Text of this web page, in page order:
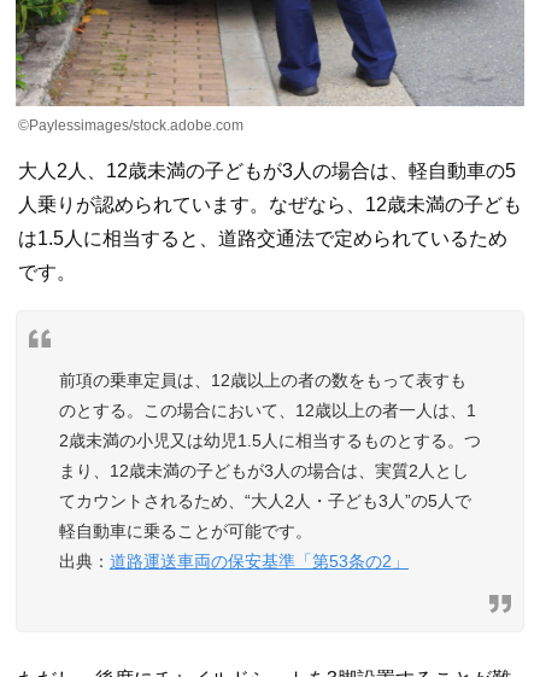
©Paylessimages/stock.adobe.com
大人2人、12歳未満の子どもが3人の場合は、軽自動車の5
人乗りが認められています。なぜなら、12歳未満の子ども
は1.5人に相当すると、道路交通法で定められているため
です。
前項の乗車定員は、12歳以上の者の数をもって表すも
のとする。この場合において、12歳以上の者一人は、1
2歳未満の小児又は幼児1.5人に相当するものとする。つ
まり、12歳未満の子どもが3人の場合は、実質2人とし
てカウントされるため、“大人2人・子ども3人”の5人で
軽自動車に乗ることが可能です。
道路運送車両の保安基準「第53条の2」